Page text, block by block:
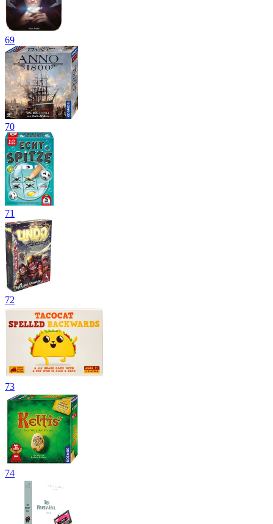
69
70
71
72
73
74